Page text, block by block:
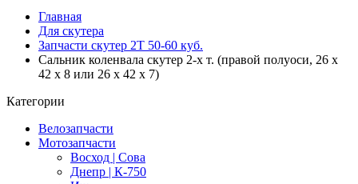
Главная
Для скутера
Запчасти скутер 2Т 50-60 куб.
Сальник коленвала скутер 2-х т. (правой полуоси, 26 x
42 x 8 или 26 x 42 x 7)
Категории
Велозапчасти
Мотозапчасти
Восход | Сова
Днепр | К-750